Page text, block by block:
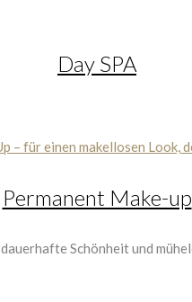
Day SPA
Permanent Make-up